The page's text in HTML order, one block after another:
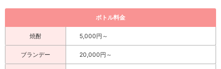
ボトル料金
焼酎 5,000円～
ブランデー 20,000円～